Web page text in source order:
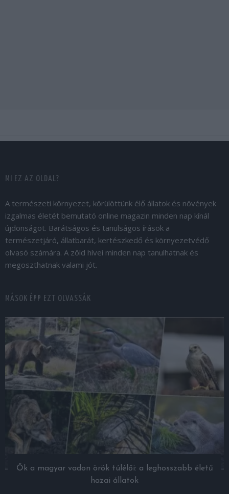
MI EZ AZ OLDAL?
A természeti környezet, körülöttünk élő állatok és növények
izgalmas életét bemutató online magazin minden nap kínál
újdonságot. Barátságos és tanulságos írások a
természetjáró, állatbarát, kertészkedő és környezetvédő
olvasó számára. A zöld hívei minden nap tanulhatnak és
megoszthatnak valami jót.
MÁSOK ÉPP EZT OLVASSÁK
Ők a magyar vadon örök túlélői: a leghosszabb életű
hazai állatok